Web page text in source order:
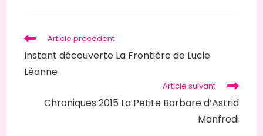
Read
articles
Article précédent
Instant découverte La Frontière de Lucie
Léanne
Article suivant
Chroniques 2015 La Petite Barbare d’Astrid
Manfredi